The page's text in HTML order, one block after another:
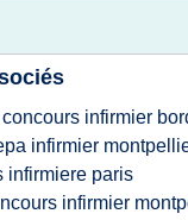
infirmier
infirmier
infirmiere paris
infirmier